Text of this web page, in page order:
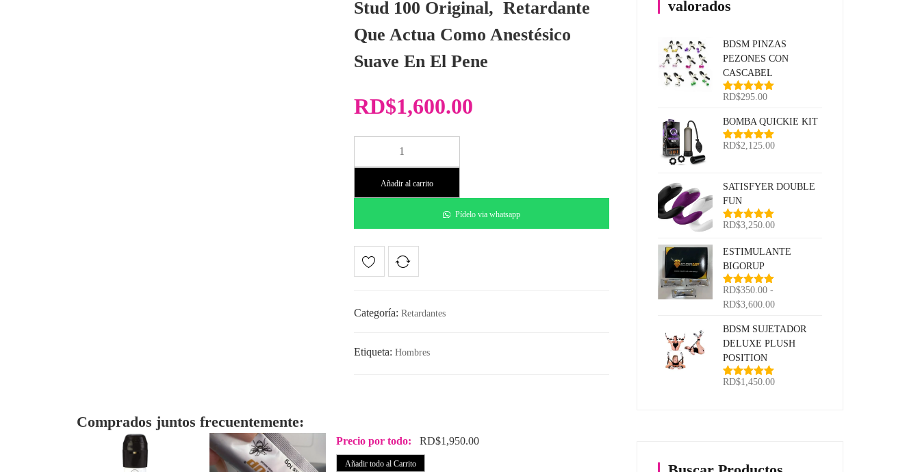
Stud 100 Original, Retardante
Que Actua Como Anestésico
Suave En El Pene
RD$1,600.00
Añadir al carrito
Pídelo via whatsapp
Categoría: Retardantes
Etiqueta: Hombres
Comprados juntos frecuentemente:
Precio por todo: RD$1,950.00
Añadir todo al Carrito
valorados
BDSM PINZAS
PEZONES CON
CASCABEL
Valorado
5
RD$295.00
BOMBA QUICKIE KIT
Valorado
RD$2,125.00
SATISFYER DOUBLE
FUN
Valorado
5
RD$3,250.00
ESTIMULANTE
BIGORUP
Valorado
con5.00de
RD$350.00 -
RD$3,600.00Rango
precios:
desde
BDSM SUJETADOR
DELUXE PLUSH
POSITION
Valorado
RD$1,450.00